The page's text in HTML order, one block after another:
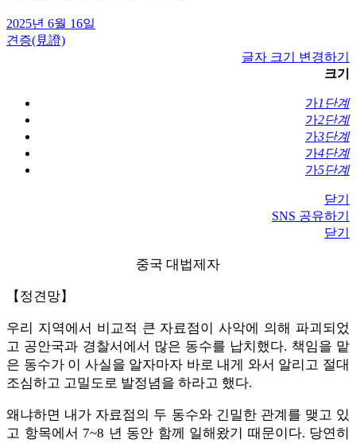
2025년 6월 16일
견증(見證)
글자 크기 변경하기
크기
가1단계
가2단계
가3단계
가4단계
가5단계
닫기
SNS 공유하기
닫기
중국 대법제자
【정견망】
우리 지역에서 비교적 큰 자료점이 사악에 의해 파괴되었
고 공안국과 경찰서에서 많은 동수를 납치했다. 책임을 맡
은 동수가 이 사실을 알자마자 바로 내게 와서 알리고 절대
조심하고 고밀도로 발정념을 하라고 했다.
왜냐하면 내가 자료점의 두 동수와 긴밀한 관계를 맺고 있
고 항목에서 7~8 년 동안 함께 일해왔기 때문이다. 당연히